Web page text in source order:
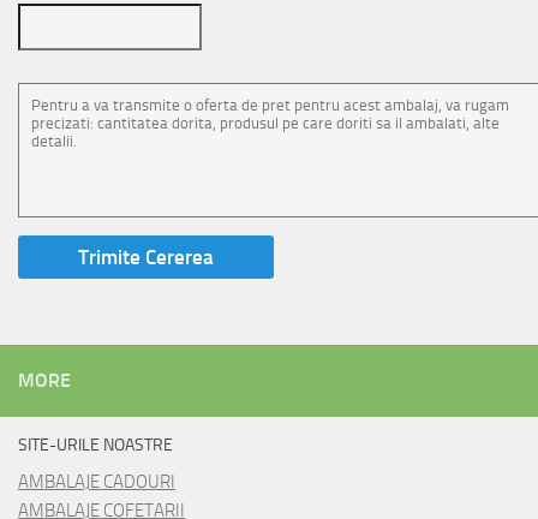
MORE
SITE-URILE NOASTRE
AMBALAJE CADOURI
AMBALAJE COFETARII